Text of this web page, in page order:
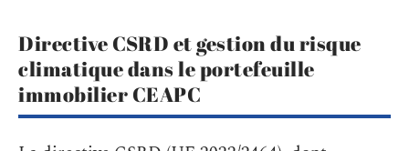
Directive CSRD et gestion du risque
climatique dans le portefeuille
immobilier CEAPC